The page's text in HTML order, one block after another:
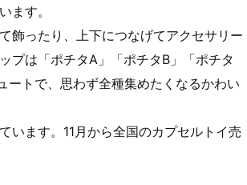
ます。
飾ったり、上下につなげてアクセサリー
プは「ポチタA」「ポチタB」「ポチタ
ートで、思わず全種集めたくなるかわい
います。11月から全国のカプセルトイ売